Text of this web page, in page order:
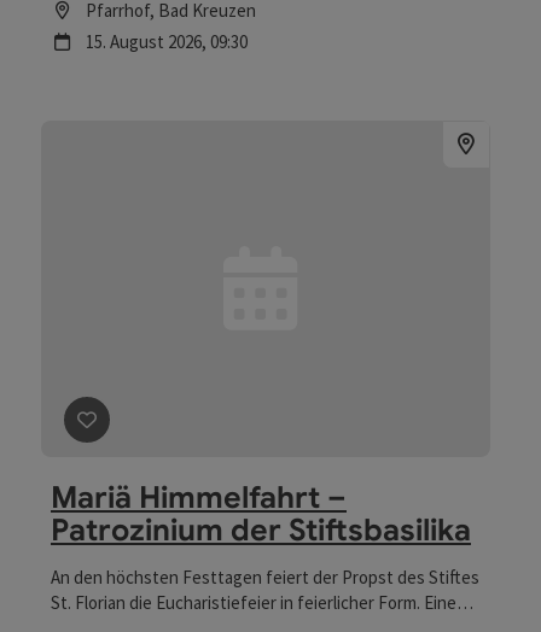
Location
Pfarrhof, Bad Kreuzen
Nächster Termin
15. August 2026, 09:30
Beitrag merken
Mariä Himmelfahrt –
Patrozinium der Stiftsbasilika
An den höchsten Festtagen feiert der Propst des Stiftes
St. Florian die Eucharistiefeier in feierlicher Form. Eine